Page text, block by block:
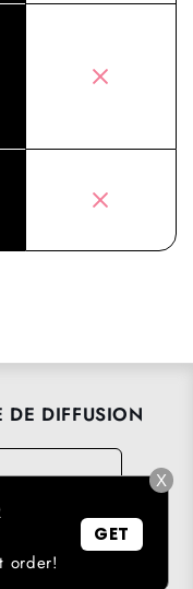
DE DIFFUSION
→ X
order!
GET